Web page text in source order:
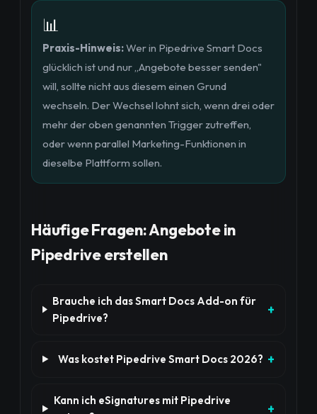
📊
Praxis-Hinweis:Wer in Pipedrive Smart Docs
glücklich ist und nur „Angebote besser senden"
will, sollte nicht aus diesem einen Grund
wechseln. Der Wechsel lohnt sich, wenn drei oder
mehr der oben genannten Trigger zutreffen,
oder wenn parallel Marketing-Funktionen in
dieselbe Plattform sollen.
Häufige Fragen: Angebote in
Pipedrive erstellen
Brauche ich das Smart Docs Add-on für
Pipedrive?
Was kostet Pipedrive Smart Docs 2026?
Kann ich eSignatures mit Pipedrive